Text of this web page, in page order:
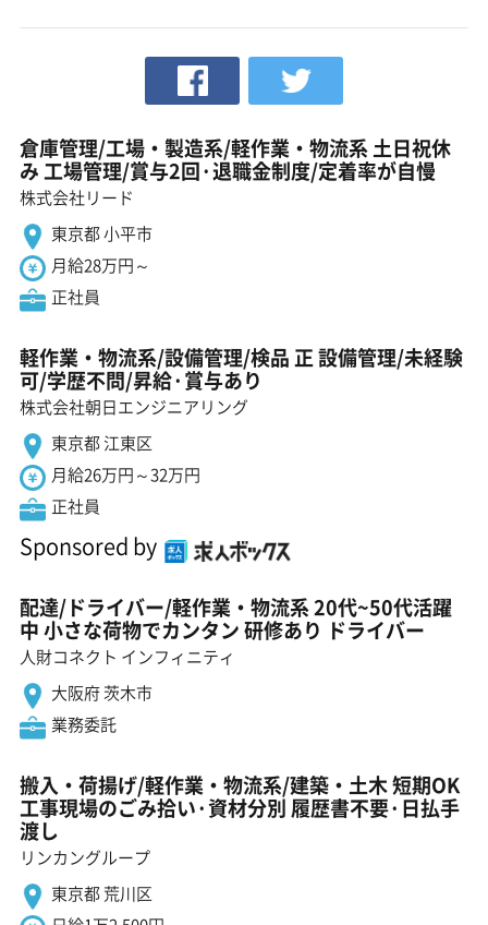
倉庫管理/工場・製造系/軽作業・物流系 土日祝休
み 工場管理/賞与2回·退職金制度/定着率が自慢
株式会社リード
東京都 小平市
月給28万円～
正社員
軽作業・物流系/設備管理/検品 正 設備管理/未経験
可/学歴不問/昇給·賞与あり
株式会社朝日エンジニアリング
東京都 江東区
月給26万円～32万円
正社員
Sponsored by
配達/ドライバー/軽作業・物流系 20代~50代活躍
中 小さな荷物でカンタン 研修あり ドライバー
人財コネクト インフィニティ
大阪府 茨木市
業務委託
搬入・荷揚げ/軽作業・物流系/建築・土木 短期OK
工事現場のごみ拾い·資材分別 履歴書不要·日払手
渡し
リンカングループ
東京都 荒川区